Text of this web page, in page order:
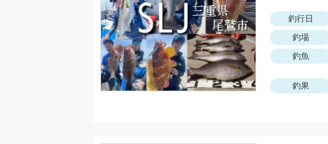
釣行日
釣場
釣魚
釣果